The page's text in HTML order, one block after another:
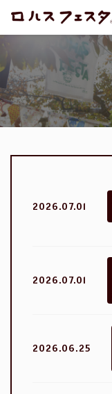
2026.07.01
2026.07.01
2026.06.25